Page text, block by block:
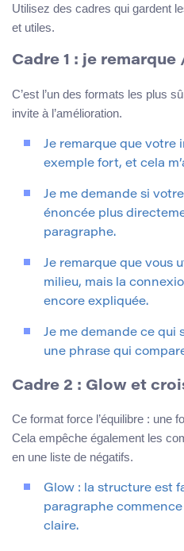
Utilisez des cadres qui gardent
et utiles.
Cadre 1 : je
C’est l’un des formats les plus
invite à l’amélioration.
Je remarque que votre
exemple fort, et cela
Je me demande si
énoncée plus
paragraphe.
Je remarque que vous
milieu, mais la
encore expliquée.
Je me demande ce qui
une phrase qui
Cadre 2 : Glow et
Ce format force l’équilibre : une
Cela empêche également les
en une liste de négatifs.
Glow : la structure est
paragraphe
claire.